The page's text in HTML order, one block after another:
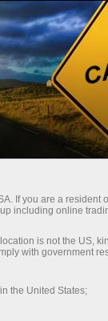
de negociação
Parceiros
If you are a resident
including online
is not the US,
with government
the United States;